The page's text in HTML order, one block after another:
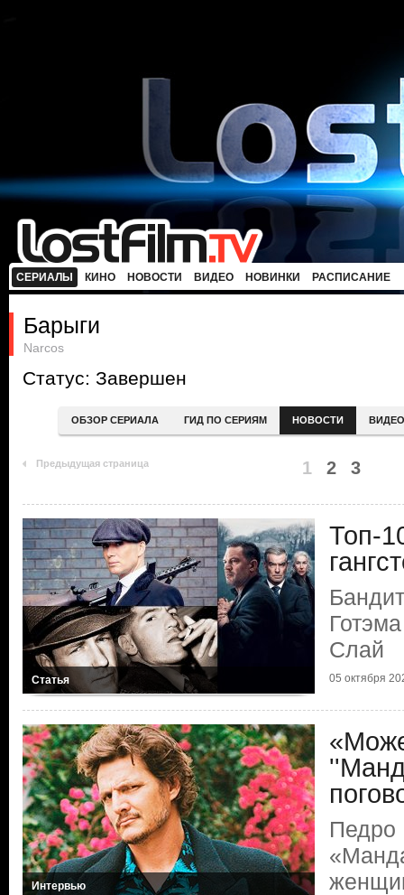
СЕРИАЛЫ КИНО НОВОСТИ ВИДЕО НОВИНКИ РАСПИСАНИЕ
Барыги
Narcos
Статус: Завершен
ОБЗОР СЕРИАЛА ГИД ПО СЕРИЯМ НОВОСТИ ВИДЕО
Предыдущая страница 1 2 3
Статья
Топ-
Слай
05 октября
Интервью
Педро